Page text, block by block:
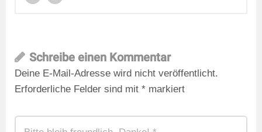
Schreibe einen Kommentar
Deine E-Mail-Adresse wird nicht veröffentlicht.
Erforderliche Felder sind mit * markiert